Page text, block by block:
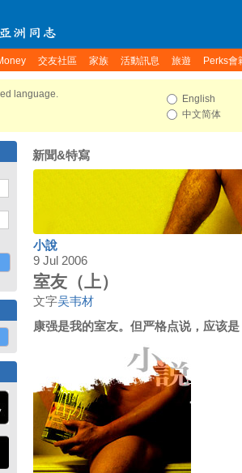
交友社區 家族 活動訊息 旅遊 Perks會
language.
English
中文简体
新聞&特寫
小說
9 Jul 2006
室友（上）
文字吴韦材
康强是我的室友。但严格点说，应该